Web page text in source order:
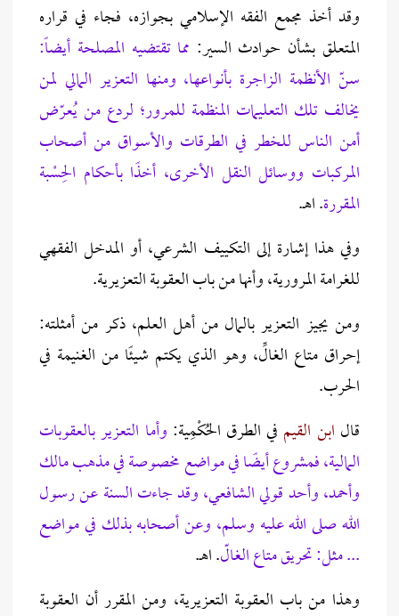
وقد أخذ مجمع الفقه الإسلامي بجوازه، فجاء في قراره
المتعلق بشأن حوادث السير: مما تقتضيه المصلحة أيضاً:
سنّ الأنظمة الزاجرة بأنواعها، ومنها التعزير المالي لمن
يخالف تلك التعليمات المنظمة للمرور؛ لردع من يُعرّض
أمن الناس للخطر في الطرقات والأسواق من أصحاب
المركبات ووسائل النقل الأخرى، أخذًا بأحكام الحِسْبة
المقررة. اهـ.
وفي هذا إشارة إلى التكييف الشرعي، أو المدخل الفقهي
للغرامة المرورية، وأنها من باب العقوبة التعزيرية.
ومن يجيز التعزير بالمال من أهل العلم، ذكر من أمثلته:
إحراق متاع الغالِّ، وهو الذي يكتم شيئًا من الغنيمة في
الحرب.
قال ابن القيم في الطرق الحُكْمِية: وأما التعزير بالعقوبات
المالية، فمشروع أيضًا في مواضع مخصوصة في مذهب مالك
وأحمد، وأحد قولي الشافعي، وقد جاءت السنة عن رسول
الله صلى الله عليه وسلم، وعن أصحابه بذلك في مواضع
... مثل: تحريق متاع الغالّ. اهـ.
وهذا من باب العقوبة التعزيرية، ومن المقرر أن العقوبة